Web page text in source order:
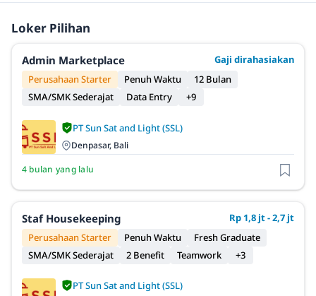
Loker Pilihan
Admin Marketplace
Gaji dirahasiakan
Perusahaan Starter
Penuh Waktu
12 Bulan
SMA/SMK Sederajat
Data Entry +9
PT Sun Sat and Light (SSL)
Denpasar, Bali
4 bulan yang lalu
Staf Housekeeping
Rp 1,8 jt - 2,7 jt
Perusahaan Starter
Penuh Waktu
Fresh Graduate
SMA/SMK Sederajat
2 Benefit Teamwork +3
PT Sun Sat and Light (SSL)